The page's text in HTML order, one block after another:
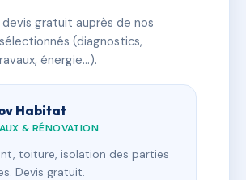
gratuit auprès de nos
(diagnostics,
énergie…).
Habitat
& RÉNOVATION
toiture, isolation des parties
Devis gratuit.